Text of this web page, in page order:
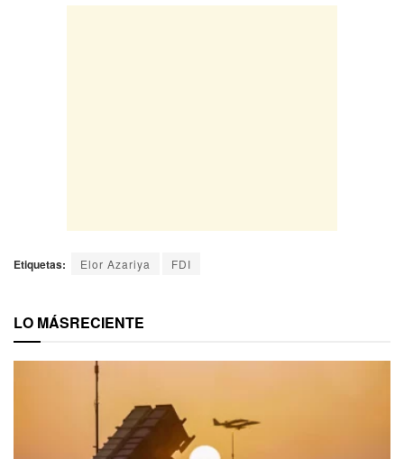
Etiquetas: Elor Azariya FDI
LO MÁSRECIENTE